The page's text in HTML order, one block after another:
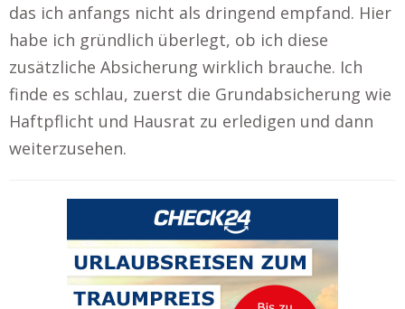
das ich anfangs nicht als dringend empfand. Hier
habe ich gründlich überlegt, ob ich diese
zusätzliche Absicherung wirklich brauche. Ich
finde es schlau, zuerst die Grundabsicherung wie
Haftpflicht und Hausrat zu erledigen und dann
weiterzusehen.